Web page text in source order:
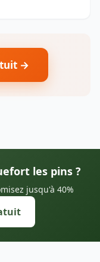
→
les pins ?
jusqu'à 40%